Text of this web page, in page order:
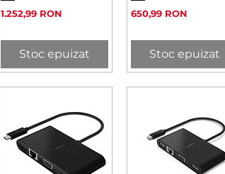
Preț
1.252,99 RON
Stoc epuizat
Preț
650,99 RON
Stoc epuizat